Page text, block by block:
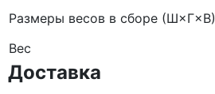
Размеры весов в сборе (Ш×Г×В)
Вес
Доставка